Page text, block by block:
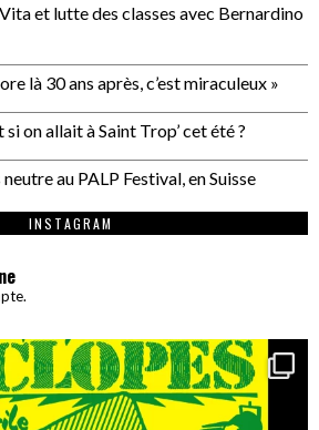
et lutte des classes avec Bernardino
là 30 ans après, c’est miraculeux »
on allait à Saint Trop’ cet été ?
au PALP Festival, en Suisse
INSTAGRAM